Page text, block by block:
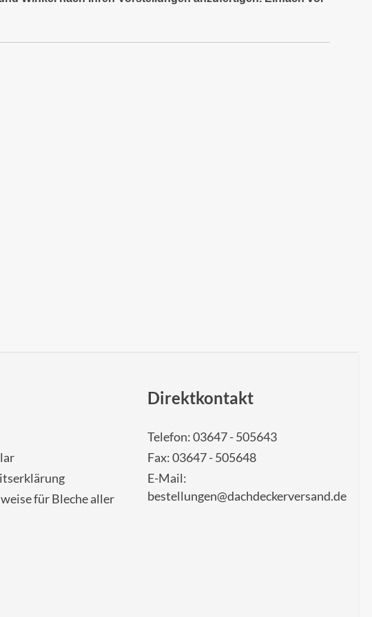
für Bleche aller
Direktkontakt
Telefon: 03647 - 505643
Fax: 03647 - 505648
E-Mail:
bestellungen@dachdeckerversand.de